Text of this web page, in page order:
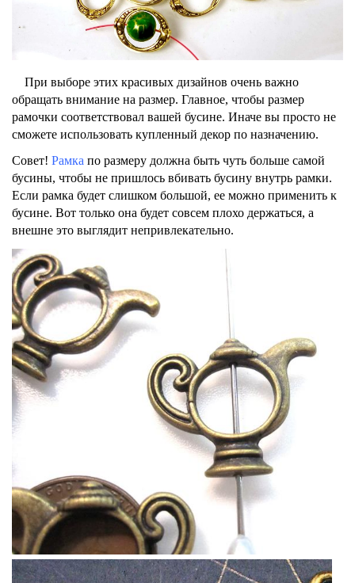
При выборе этих красивых дизайнов очень важно
обращать внимание на размер. Главное, чтобы размер
рамочки соответствовал вашей бусине. Иначе вы просто не
сможете использовать купленный декор по назначению.
Совет! Рамка по размеру должна быть чуть больше самой
бусины, чтобы не пришлось вбивать бусину внутрь рамки.
Если рамка будет слишком большой, ее можно применить к
бусине. Вот только она будет совсем плохо держаться, а
внешне это выглядит непривлекательно.